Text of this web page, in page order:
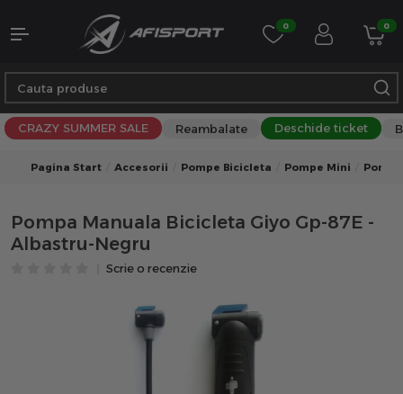
0 0
CRAZY SUMMER SALE Reambalate Deschide ticket
Pagina Start Accesorii Pompe Bicicleta Pompe Mini
Pompa Manuala Bicicleta Giyo Gp-87E -
Albastru-Negru
Scrie o recenzie